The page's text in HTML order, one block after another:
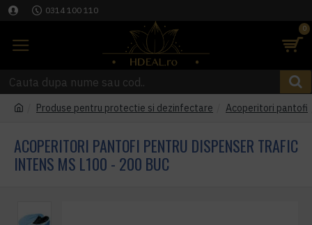
0314 100 110
0
Produse pentru protectie si dezinfectare Acoperitori pantofi
ACOPERITORI PANTOFI PENTRU DISPENSER TRAFIC
INTENS MS L100 - 200 BUC